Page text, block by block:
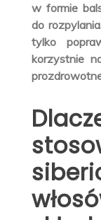
w formie
do
tylko
korzystnie